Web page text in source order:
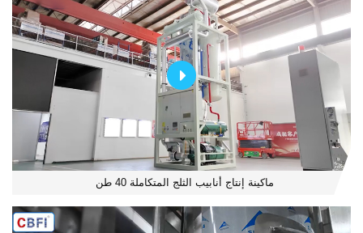
ماكينة إنتاج أنابيب الثلج المتكاملة 40 طن